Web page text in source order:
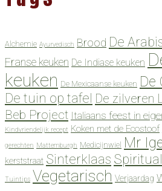
Alchemie Ayurvedisch Brood De
Franse keuken De Indiase keuken
keuken De Mexicaanse keuken De
De tuin op tafel De zilveren
Beb Project Italiaans feest in
Kindvriendelijk recept Koken met de Ecostoof
gerechten Mattemburgh Medicijnwiel Mr
kerststraat Sinterklaas
Tuintips Vegetarisch Verjaardag